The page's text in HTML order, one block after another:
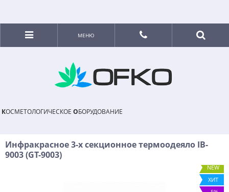
КОСМЕТОЛОГИЧЕСКОЕ ОБОРУДОВАНИЕ
МЕНЮ
Инфракрасное 3-х секционное термоодеяло IB-
9003 (GT-9003)
NEW
ХИТ